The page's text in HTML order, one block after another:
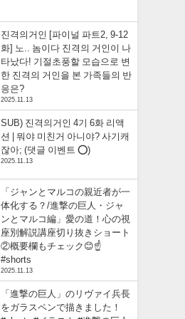
진격의거인 [파이널 파트2, 9-12
화] 노.. 놈이다 진격의 거인이 나
타났다! 기절초풍할 모습으로 변
한 진격의 거인을 본 가족들의 반
응은?
2025.11.13
SUB) 진격의거인 4기 6화 리액
션 | 뭐야 미친거 아니야? 사기캐
잖아; (댓글 이벤트 ⭕)
2025.11.13
「ジャンとマルコの親近者が一
体化する？/進撃の巨人・ジャ
ンとマルコ編」愛の道！心の視
座別解説講座切り抜きショート
②概要欄もチェック😊☝️
#shorts
2025.11.13
「進撃の巨人」のリヴァイ兵長
をガラスペンで描きました！